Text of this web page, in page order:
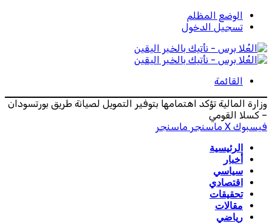
الوضع المظلم
تسجيل الدخول
القائمة
وزارة المالية تؤكد اهتمامها بتوفير التمويل لصيانة طريق بورتسودان
– كسلا القومي
فيسبوك ‫X ماسنجر ماسنجر
الرئيسية
أخبار
سياسي
اقتصادي
تحقيقات
مقالات
رياضي